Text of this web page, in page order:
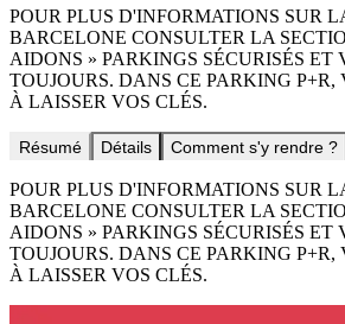
POUR PLUS D'INFORMATIONS SUR
BARCELONE CONSULTER LA
AIDONS » PARKINGS SÉCURISÉS ET
TOUJOURS. DANS CE PARKING P+R,
À LAISSER VOS CLÉS.
Résumé Détails Comment s'y rendre ?
POUR PLUS D'INFORMATIONS SUR
BARCELONE CONSULTER LA
AIDONS » PARKINGS SÉCURISÉS ET
TOUJOURS. DANS CE PARKING P+R,
À LAISSER VOS CLÉS.